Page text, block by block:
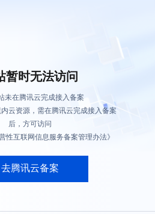
暂时无法访问
未在腾讯云完成接入备案
云资源，需在腾讯云完成接入备案
后，方可访问
性互联网信息服务备案管理办法》
去腾讯云备案